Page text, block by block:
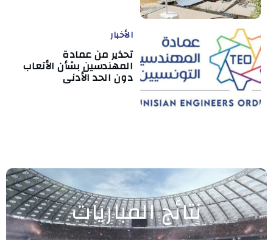
الأخبار
تحذير من عمادة
المهندسين بشأن الأتعاب
دون الحد الأدنى
نتائج المباريات